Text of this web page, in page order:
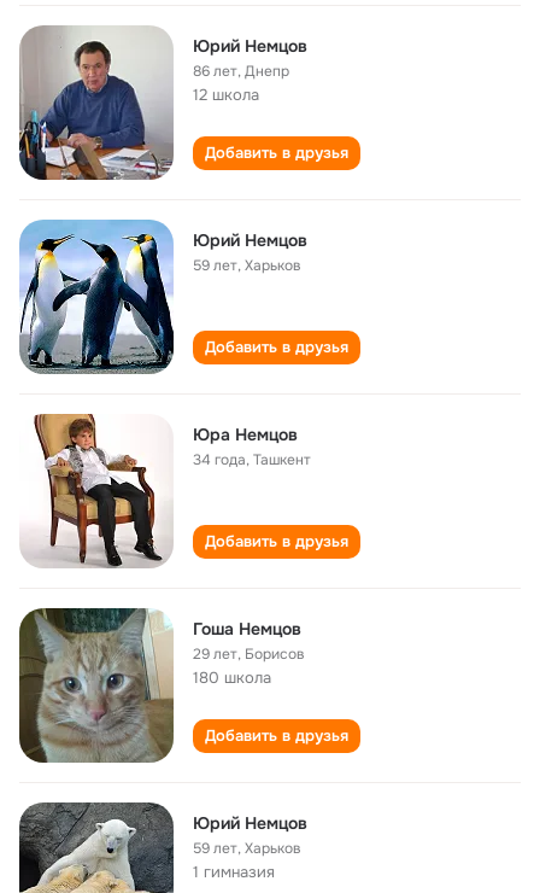
Юрий Немцов
86 лет,Днепр
12 школа
Добавить в друзья
Юрий Немцов
59 лет,Харьков
Добавить в друзья
Юра Немцов
34 года,Ташкент
Добавить в друзья
Гоша Немцов
29 лет, Борисов
180 школа
Добавить в друзья
Юрий Немцов
59 лет,Харьков
1 гимназия